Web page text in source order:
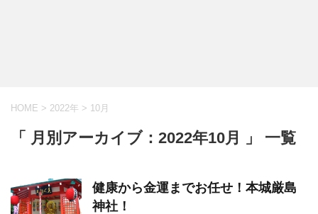
HOME > 2022年 > 10月
「 月別アーカイブ：2022年10月 」 一覧
健康から金運までお任せ！本城厳島
神社！